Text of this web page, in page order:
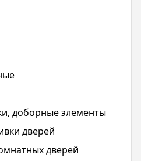
доборные элементы
дверей
дверей